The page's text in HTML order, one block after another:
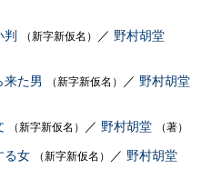
（新字新仮名） ／ 野村胡堂
た男 （新字新仮名） ／ 野村胡堂
（新字新仮名） ／ 野村胡堂 （著）
る女 （新字新仮名） ／ 野村胡堂